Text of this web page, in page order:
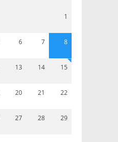
1
6 7 8
13 14 15
20 21 22
27 28 29